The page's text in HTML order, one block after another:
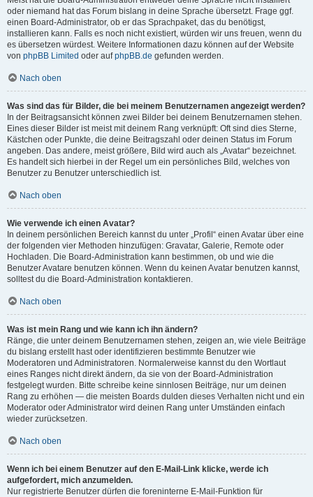
oder niemand hat das Forum bislang in deine Sprache übersetzt. Frage ggf.
einen Board-Administrator, ob er das Sprachpaket, das du benötigst,
installieren kann. Falls es noch nicht existiert, würden wir uns freuen, wenn du
es übersetzen würdest. Weitere Informationen dazu können auf der Website
von phpBB Limited oder aufphpBB.de gefunden werden.
Nach oben
Was sind das für Bilder, die bei meinem Benutzernamen angezeigt werden?
In der Beitragsansicht können zwei Bilder bei deinem Benutzernamen stehen.
Eines dieser Bilder ist meist mit deinem Rang verknüpft: Oft sind dies Sterne,
Kästchen oder Punkte, die deine Beitragszahl oder deinen Status im Forum
angeben. Das andere, meist größere, Bild wird auch als „Avatar“ bezeichnet.
Es handelt sich hierbei in der Regel um ein persönliches Bild, welches von
Benutzer zu Benutzer unterschiedlich ist.
Nach oben
Wie verwende ich einen Avatar?
In deinem persönlichen Bereich kannst du unter „Profil“ einen Avatar über eine
der folgenden vier Methoden hinzufügen: Gravatar, Galerie, Remote oder
Hochladen. Die Board-Administration kann bestimmen, ob und wie die
Benutzer Avatare benutzen können. Wenn du keinen Avatar benutzen kannst,
solltest du die Board-Administration kontaktieren.
Nach oben
Was ist mein Rang und wie kann ich ihn ändern?
Ränge, die unter deinem Benutzernamen stehen, zeigen an, wie viele Beiträge
du bislang erstellt hast oder identifizieren bestimmte Benutzer wie
Moderatoren und Administratoren. Normalerweise kannst du den Wortlaut
eines Ranges nicht direkt ändern, da sie von der Board-Administration
festgelegt wurden. Bitte schreibe keine sinnlosen Beiträge, nur um deinen
Rang zu erhöhen — die meisten Boards dulden dieses Verhalten nicht und ein
Moderator oder Administrator wird deinen Rang unter Umständen einfach
wieder zurücksetzen.
Nach oben
Wenn ich bei einem Benutzer auf den E-Mail-Link klicke, werde ich
aufgefordert, mich anzumelden.
Nur registrierte Benutzer dürfen die foreninterne E-Mail-Funktion für